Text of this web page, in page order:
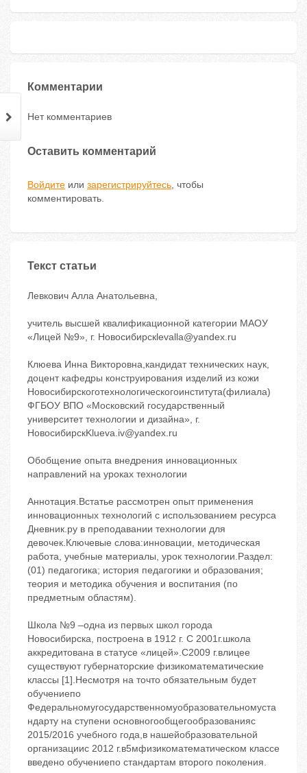
Комментарии
Нет комментариев
Оставить комментарий
Войдите или зарегистрируйтесь, чтобы
комментировать.
Текст статьи
Левкович Алла Анатольевна,
учитель высшей квалификационной категории МАОУ
«Лицей №9», г. Новосибирскlevalla@yandex.ru
Клюева Инна Викторовна,кандидат технических наук,
доцент кафедры конструирования изделий из кожи
Новосибирскоготехнологическогоинститута(филиала)
ФГБОУ ВПО «Московский государственный
университет технологии и дизайна», г.
НовосибирскKlueva.iv@yandex.ru
Обобщение опыта внедрения инновационных
направлений на уроках технологии
Аннотация.Встатье рассмотрен опыт применения
инновационных технологий с использованием ресурса
Дневник.ру в преподавании технологии для
девочек.Ключевые слова:инновации, методическая
работа, учебные материалы, урок технологии.Раздел:
(01) педагогика; история педагогики и образования;
теория и методика обучения и воспитания (по
предметным областям).
Школа №9 –одна из первых школ города
Новосибирска, построена в 1912 г. С 2001г.школа
аккредитована в статусе «лицей».С2009 г.влицее
существуют губернаторские физикоматематические
классы [1].Несмотря на точто обязательным будет
обучениепо
Федеральномугосударственномуобразовательномуста
ндарту на ступени основногообщегообразованияс
2015/2016 учебного года,в нашейобразовательной
организациис 2012 г.в5мфизикоматематическом классе
введено обучениепо стандартам второго поколения.